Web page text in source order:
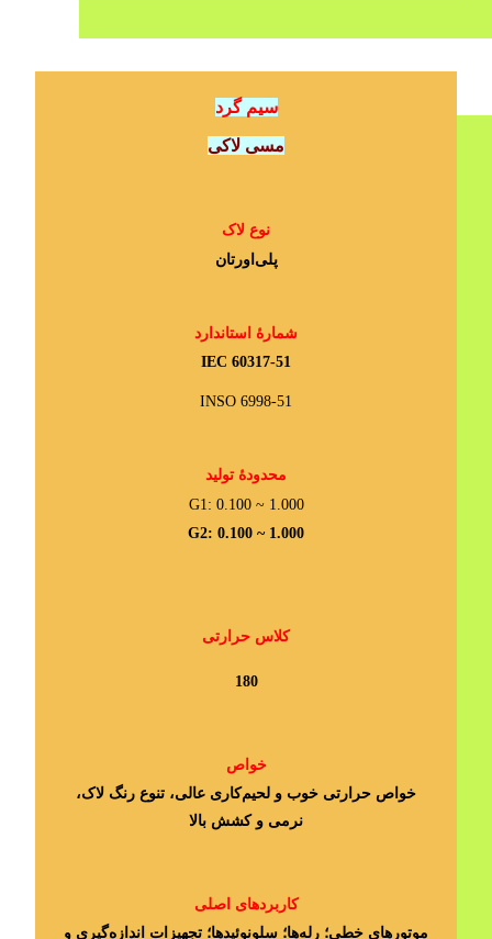
سیم گرد
مسی لاکی
نوع لاک
پلی‌اورتان
شمارۀ استاندارد
IEC 60317-51
INSO 6998-51
محدودۀ تولید
G1: 0.100 ~ 1.000
G2: 0.100 ~ 1.000
کلاس حرارتی
180
خواص
خواص حرارتی خوب و لحیم‌کاری عالی، تنوع رنگ لاک،
نرمی و کشش بالا
کاربردهای اصلی
موتورهای خطی؛ رله‌ها؛ سلونوئیدها؛ تجهیزات اندازه‌گیری و